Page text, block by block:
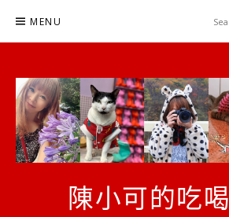
MENU
陳小可的吃